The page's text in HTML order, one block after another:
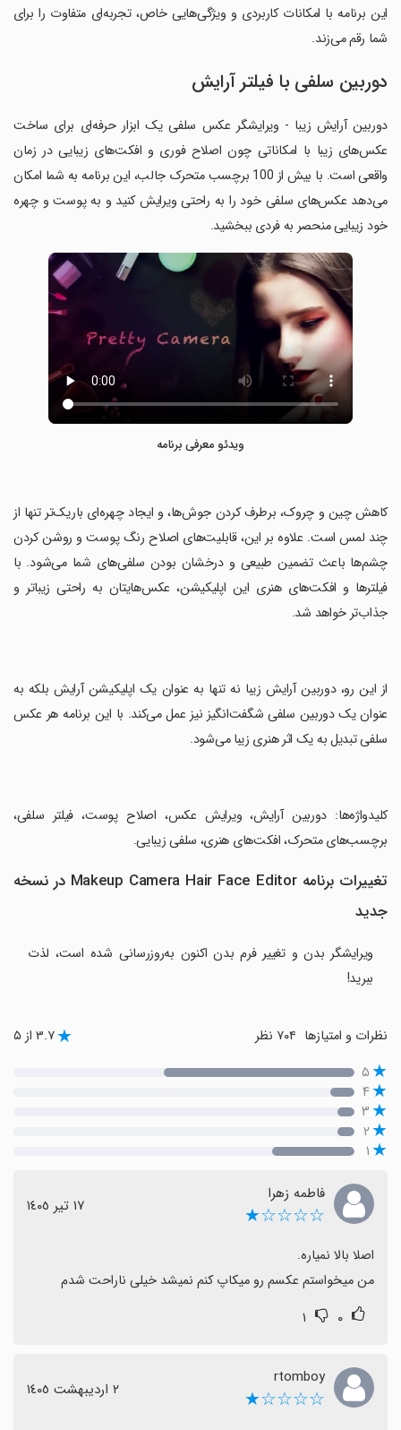
این برنامه با امکانات کاربردی و ویژگی‌هایی خاص، تجربه‌ای متفاوت را برای
شما رقم می‌زند.
دوربین سلفی با فیلتر آرایش
دوربین آرایش زیبا - ویرایشگر عکس سلفی یک ابزار حرفه‌ای برای ساخت
عکس‌های زیبا با امکاناتی چون اصلاح فوری و افکت‌های زیبایی در زمان
واقعی است. با بیش از 100 برچسب متحرک جالب، این برنامه به شما امکان
می‌دهد عکس‌های سلفی خود را به راحتی ویرایش کنید و به پوست و چهره
خود زیبایی منحصر به فردی ببخشید.
ویدئو معرفی برنامه
‏کاهش چین و چروک، برطرف کردن جوش‌ها، و ایجاد چهره‌ای باریک‌تر تنها از
چند لمس است. علاوه بر این، قابلیت‌های اصلاح رنگ پوست و روشن کردن
چشم‌ها باعث تضمین طبیعی و درخشان بودن سلفی‌های شما می‌شود. با
فیلترها و افکت‌های هنری این اپلیکیشن، عکس‌هایتان به راحتی زیباتر و
جذاب‌تر خواهد شد.
‏از این رو، دوربین آرایش زیبا نه تنها به عنوان یک اپلیکیشن آرایش بلکه به
عنوان یک دوربین سلفی شگفت‌انگیز نیز عمل می‌کند. با این برنامه هر عکس
سلفی تبدیل به یک اثر هنری زیبا می‌شود.
‏کلیدواژه‌ها: دوربین آرایش، ویرایش عکس، اصلاح پوست، فیلتر سلفی،
برچسب‌های متحرک، افکت‌های هنری، سلفی زیبایی.
تغییرات برنامه Makeup Camera Hair Face Editor در نسخه
جدید
ویرایشگر بدن و تغییر فرم بدن اکنون به‌روزرسانی شده است، لذت
ببرید!
نظرات و امتیازها ۳.۷ از ۵
۵
۴
۳
۲
۱
فاطمه زهرا
☆☆☆☆★ ١٧ تیر ١٤٠٥
من میخواستم عکسم رو میکاپ کنم نمیشد خیلی ناراحت شدم
۰ ۱
rtomboy
☆☆☆☆★ ٢ اردیبهشت ١٤٠٥